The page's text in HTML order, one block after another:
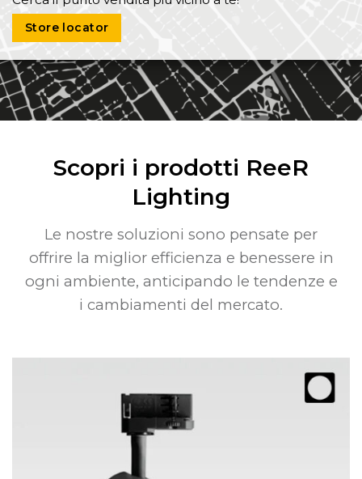
Store locator
Scopri i prodotti ReeR
Lighting
Le nostre soluzioni sono pensate per
offrire la miglior efficienza e benessere in
ogni ambiente, anticipando le tendenze e
i cambiamenti del mercato.